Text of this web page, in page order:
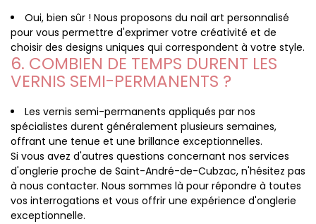
Oui, bien sûr ! Nous proposons du nail art personnalisé
pour vous permettre d'exprimer votre créativité et de
choisir des designs uniques qui correspondent à votre style.
6. COMBIEN DE TEMPS DURENT LES
VERNIS SEMI-PERMANENTS ?
Les vernis semi-permanents appliqués par nos
spécialistes durent généralement plusieurs semaines,
offrant une tenue et une brillance exceptionnelles.
Si vous avez d'autres questions concernant nos services
d'onglerie proche de Saint-André-de-Cubzac, n'hésitez pas
à nous contacter. Nous sommes là pour répondre à toutes
vos interrogations et vous offrir une expérience d'onglerie
exceptionnelle.